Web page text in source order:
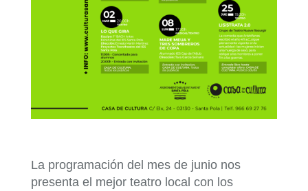
La programación del mes de junio nos
presenta el mejor teatro local con los